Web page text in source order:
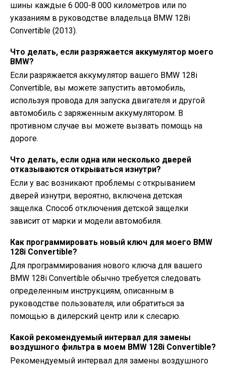
шины каждые 6 000-8 000 километров или по
указаниям в руководстве владельца BMW 128i
Convertible (2013).
Что делать, если разряжается аккумулятор моего
BMW?
Если разряжается аккумулятор вашего BMW 128i
Convertible, вы можете запустить автомобиль,
используя провода для запуска двигателя и другой
автомобиль с заряженным аккумулятором. В
противном случае вы можете вызвать помощь на
дороге.
Что делать, если одна или несколько дверей
отказываются открываться изнутри?
Если у вас возникают проблемы с открыванием
дверей изнутри, вероятно, включена детская
защелка. Способ отключения детской защелки
зависит от марки и модели автомобиля.
Как программировать новый ключ для моего BMW
128i Convertible?
Для программирования нового ключа для вашего
BMW 128i Convertible обычно требуется следовать
определенным инструкциям, описанным в
руководстве пользователя, или обратиться за
помощью в дилерский центр или к слесарю.
Какой рекомендуемый интервал для замены
воздушного фильтра в моем BMW 128i Convertible?
Рекомендуемый интервал для замены воздушного